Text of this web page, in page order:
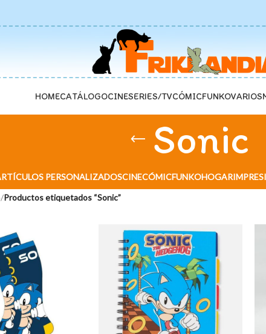
HOMECATÁLOGOCINESERIES/TVCÓMICFUNKOVARIOS
Sonic
PERSONALIZADOSCINECÓMICFUNKOHOGAR
/Productos etiquetados “Sonic”